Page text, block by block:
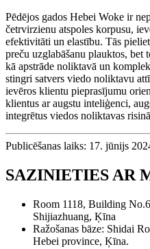
Pēdējos gados Hebei Woke ir
četrvirzienu atspoles korpusu,
efektivitāti un elastību. Tās
preču uzglabāšanu plauktos, bet
kā apstrāde noliktavā un
stingri satvers viedo noliktavu
ievēros klientu pieprasījumu
klientus ar augstu inteliģenci,
integrētus viedos noliktavas
Publicēšanas laiks: 17. jūnijs
SAZINIETIES AR
Room 1118, Building
Shijiazhuang, Ķīna
Ražošanas bāze: Shidai
Hebei province, Ķīna.